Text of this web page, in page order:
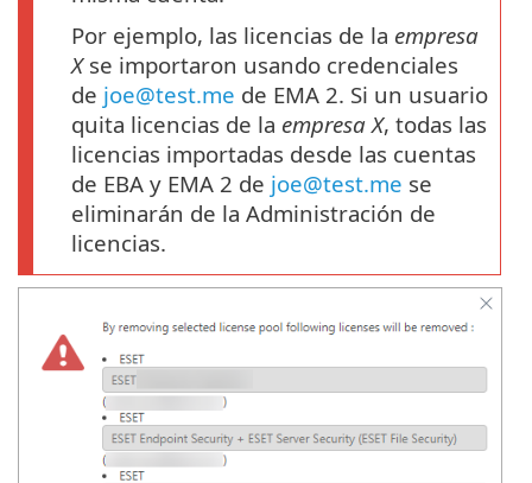
Por ejemplo, las licencias de la empresa
Xse importaron usando credenciales
de joe@test.me de EMA 2. Si un usuario
quita licencias de la empresa X, todas las
licencias importadas desde las cuentas
de EBA y EMA 2 de joe@test.me se
eliminarán de la Administración de
licencias.